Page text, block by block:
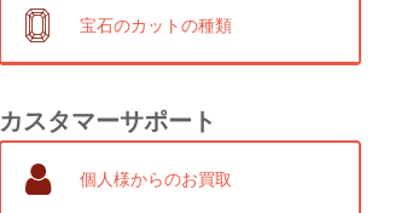
宝石のカットの種類
カスタマーサポート
個人様からのお買取